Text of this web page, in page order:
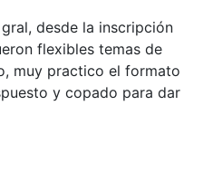
desde la inscripción
flexibles temas de
muy practico el formato
y copado para dar